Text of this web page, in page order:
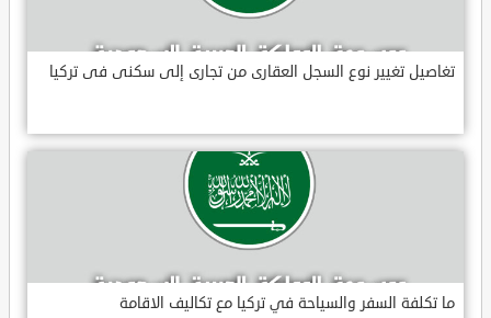
تغاصيل تغيير نوع السجل العقارى من تجارى إلى سكنى فى تركيا
ما تكلفة السفر والسياحة في تركيا مع تكاليف الاقامة